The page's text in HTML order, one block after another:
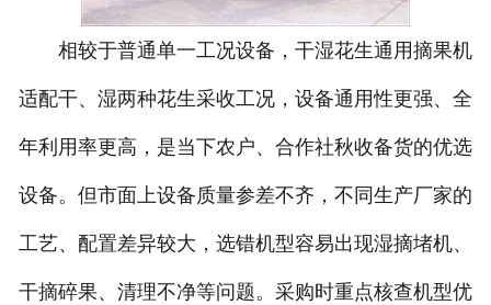
相较于普通单一工况设备，干湿花生通用摘果机
适配干、湿两种花生采收工况，设备通用性更强、全
年利用率更高，是当下农户、合作社秋收备货的优选
设备。但市面上设备质量参差不齐，不同生产厂家的
工艺、配置差异较大，选错机型容易出现湿摘堵机、
干摘碎果、清理不净等问题。采购时重点核查机型优